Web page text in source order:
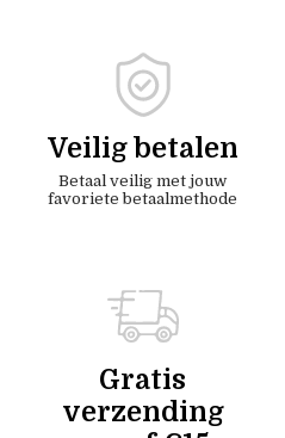
Veilig betalen
Betaal veilig met jouw
favoriete betaalmethode
Gratis
verzending